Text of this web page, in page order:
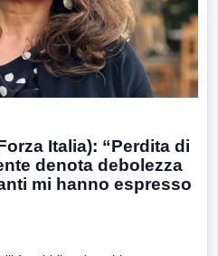
Italia): “Perdita di
denota debolezza
mi hanno espresso